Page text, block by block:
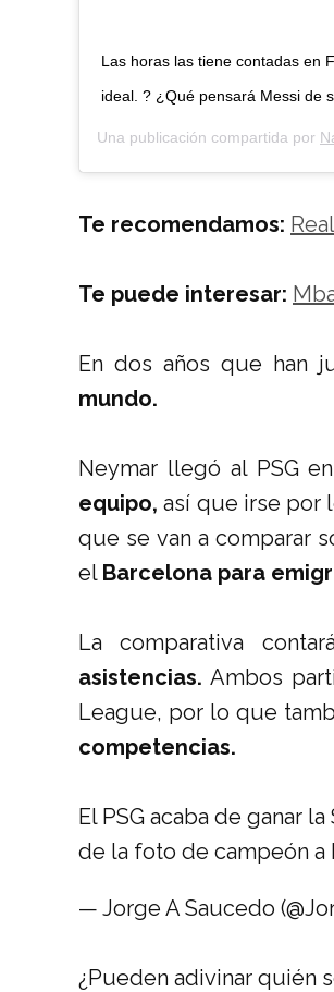
Las horas las tiene contadas en
ideal. ? ¿Qué pensará Messi de
Una publicación compartida por
Te recomendamos:
Te puede interesar:
En dos años que han
mundo.
Neymar llegó al PSG
equipo, así que irse por
que se van a comparar
el Barcelona para
La comparativa
asistencias. Ambos
League, por lo que
competencias.
El PSG acaba de ganar
de la foto de campeón a
— Jorge A Saucedo
¿Pueden adivinar quién